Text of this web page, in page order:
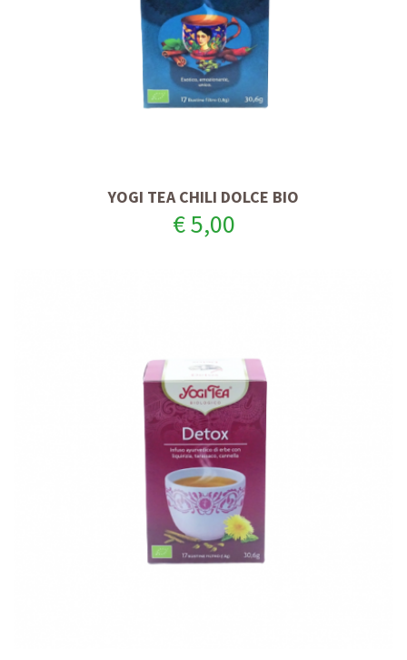
YOGI TEA CHILI DOLCE BIO
€ 5,00